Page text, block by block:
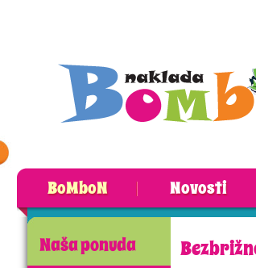
BoMboN Novosti
Naša ponuda